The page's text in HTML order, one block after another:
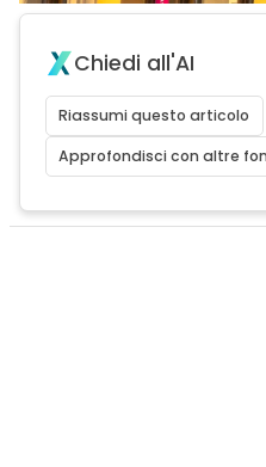
Chiedi all'AI
Riassumi questo articolo
Approfondisci con altre